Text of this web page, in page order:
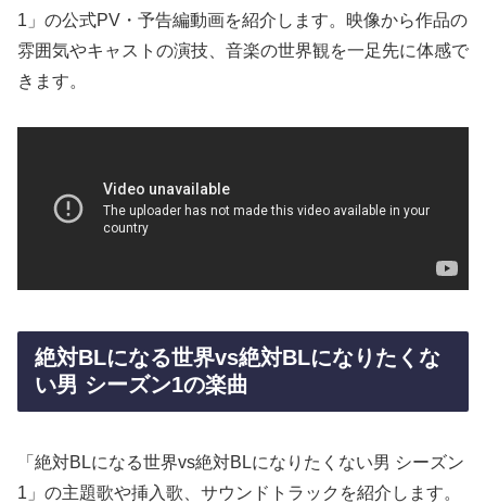
1」の公式PV・予告編動画を紹介します。映像から作品の
雰囲気やキャストの演技、音楽の世界観を一足先に体感で
きます。
絶対BLになる世界vs絶対BLになりたくな
い男 シーズン1の楽曲
「絶対BLになる世界vs絶対BLになりたくない男 シーズン
1」の主題歌や挿入歌、サウンドトラックを紹介します。